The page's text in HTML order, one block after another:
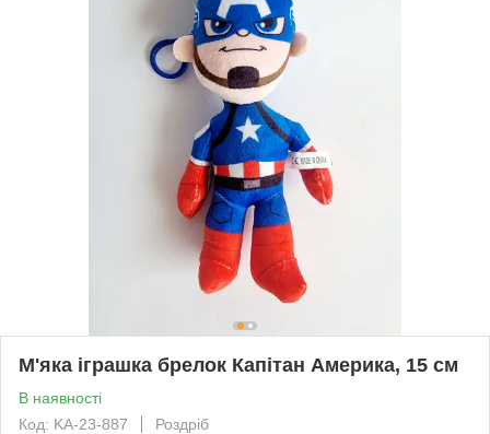
М'яка іграшка брелок Капітан Америка, 15 см
В наявності
Код: KA-23-887
Роздріб